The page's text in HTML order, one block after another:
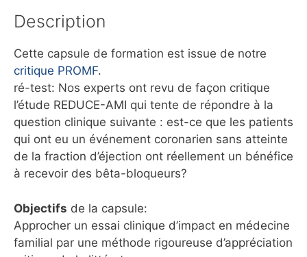
Description
Cette capsule de formation est issue de notre
critique PROMF.
ré-test: Nos experts ont revu de façon critique
l’étude REDUCE-AMI qui tente de répondre à la
question clinique suivante : est-ce que les patients
qui ont eu un événement coronarien sans atteinte
de la fraction d’éjection ont réellement un bénéfice
à recevoir des bêta-bloqueurs?
Objectifs de la capsule:
Approcher un essai clinique d’impact en médecine
familial par une méthode rigoureuse d’appréciation